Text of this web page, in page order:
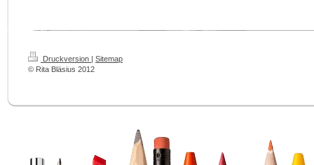
Druckversion | Sitemap
© Rita Bläsius 2012